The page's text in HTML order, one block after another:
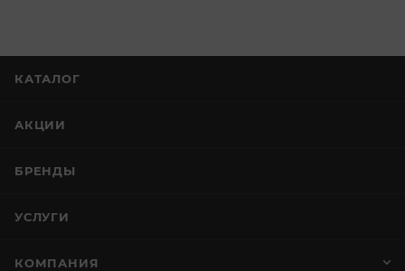
КАТАЛОГ
АКЦИИ
БРЕНДЫ
УСЛУГИ
КОМПАНИЯ